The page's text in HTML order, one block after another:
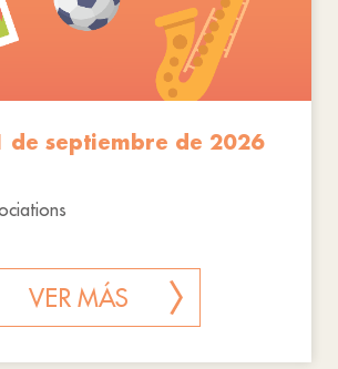
de septiembre de 2026
VER MÁS